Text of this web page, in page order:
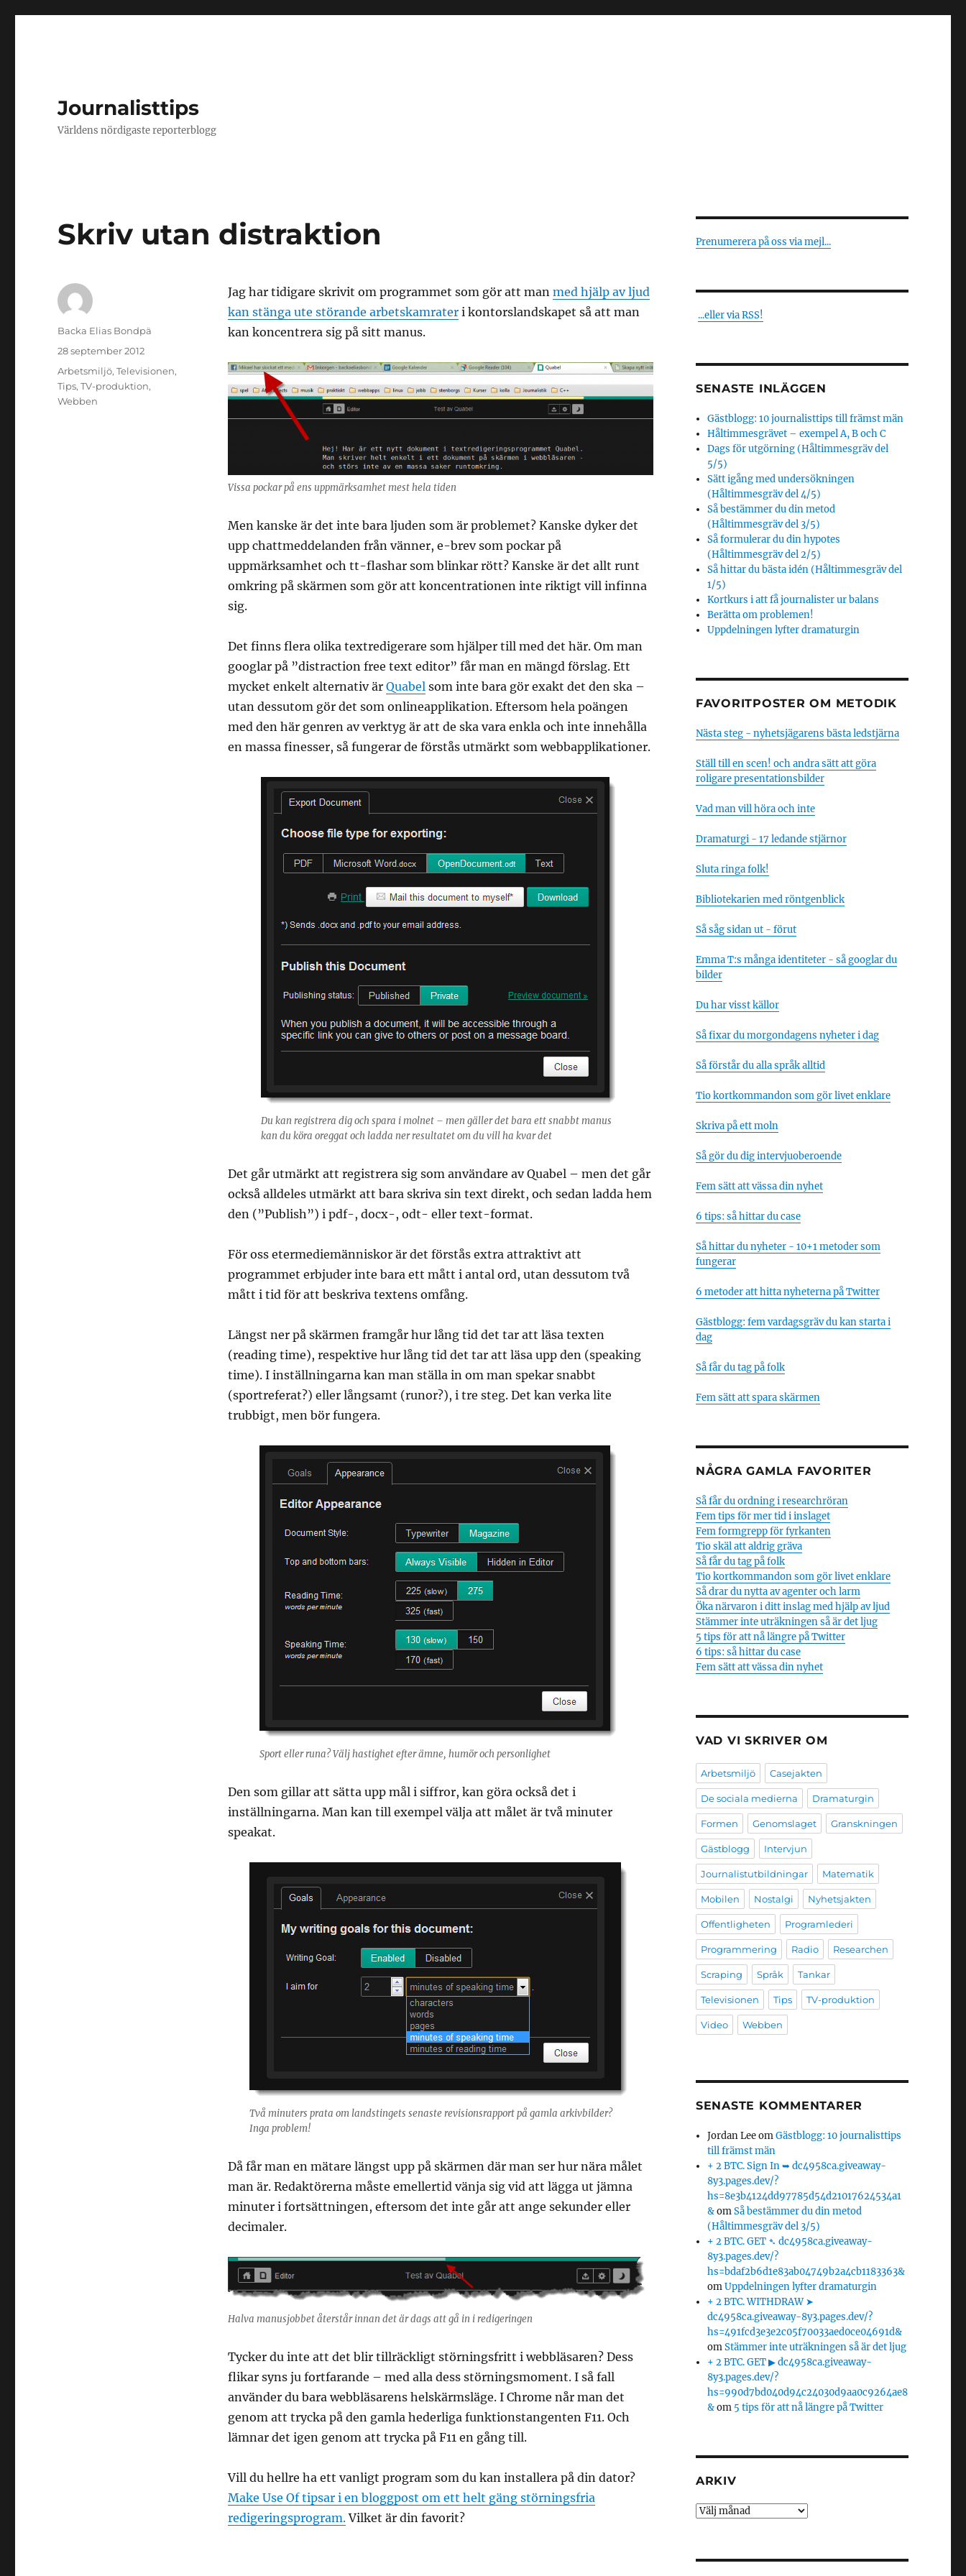
Journalisttips
Världens nördigaste reporterblogg
Skriv utan distraktion
Jag har tidigare skrivit om programmet som gör att man med hjälp av ljud
kan stänga ute störande arbetskamrateri kontorslandskapet så att man
kan koncentrera sig på sitt manus.
Vissa pockar på ens uppmärksamhet mest hela tiden
Men kanske är det inte bara ljuden som är problemet? Kanske dyker det
upp chattmeddelanden från vänner, e-brev som pockar på
uppmärksamhet och tt-flashar som blinkar rött? Kanske är det allt runt
omkring på skärmen som gör att koncentrationen inte riktigt vill infinna
sig.
Det finns flera olika textredigerare som hjälper till med det här. Om man
googlar på ”distraction free text editor” får man en mängd förslag. Ett
mycket enkelt alternativ är Quabel som inte bara gör exakt det den ska –
utan dessutom gör det som onlineapplikation. Eftersom hela poängen
med den här genren av verktyg är att de ska vara enkla och inte innehålla
en massa finesser, så fungerar de förstås utmärkt som webbapplikationer.
Du kan registrera dig och spara i molnet – men gäller det bara ett snabbt manus
kan du köra oreggat och ladda ner resultatet om du vill ha kvar det
Det går utmärkt att registrera sig som användare av Quabel – men det går
också alldeles utmärkt att bara skriva sin text direkt, och sedan ladda hem
den (”Publish”) i pdf-, docx-, odt- eller text-format.
För oss etermediemänniskor är det förstås extra attraktivt att
programmet erbjuder inte bara ett mått i antal ord, utan dessutom två
mått i tid för att beskriva textens omfång.
Längst ner på skärmen framgår hur lång tid det tar att läsa texten
(reading time), respektive hur lång tid det tar att läsa upp den (speaking
time). I inställningarna kan man ställa in om man spekar snabbt
(sportreferat?) eller långsamt (runor?), i tre steg. Det kan verka lite
trubbigt, men bör fungera.
Sport eller runa? Välj hastighet efter ämne, humör och personlighet
Den som gillar att sätta upp mål i siffror, kan göra också det i
inställningarna. Man kan till exempel välja att målet är två minuter
speakat.
Två minuters prata om landstingets senaste revisionsrapport på gamla arkivbilder?
Inga problem!
Då får man en mätare längst upp på skärmen där man ser hur nära målet
man är. Redaktörerna måste emellertid vänja sig vid att lägga ut jämna
minuter i fortsättningen, eftersom det inte går att ange sekunder eller
decimaler.
Halva manusjobbet återstår innan det är dags att gå in i redigeringen
Tycker du inte att det blir tillräckligt störningsfritt i webbläsaren? Dess
flikar syns ju fortfarande – med alla dess störningsmoment. I så fall
använder du bara webbläsarens helskärmsläge. I Chrome når man det
genom att trycka på den gamla hederliga funktionstangenten F11. Och
lämnar det igen genom att trycka på F11 en gång till.
Vill du hellre ha ett vanligt program som du kan installera på din dator?
Make Use Of tipsar i en bloggpost om ett helt gäng störningsfria
redigeringsprogram.Vilket är din favorit?
Författare
Backa Elias Bondpä
Publicerat
den
28 september 2012
Kategorier
Arbetsmiljö,Televisionen,
Tips,TV-produktion,
Webben
Prenumerera på oss via mejl...
...eller via RSS!
SENASTE INLÄGGEN
Gästblogg: 10 journalisttips till främst män
Håltimmesgrävet – exempel A, B och C
Dags för utgörning (Håltimmesgräv del
5/5)
Sätt igång med undersökningen
(Håltimmesgräv del 4/5)
Så bestämmer du din metod
(Håltimmesgräv del 3/5)
Så formulerar du din hypotes
(Håltimmesgräv del 2/5)
Så hittar du bästa idén (Håltimmesgräv del
1/5)
Kortkurs i att få journalister ur balans
Berätta om problemen!
Uppdelningen lyfter dramaturgin
FAVORITPOSTER OM METODIK
Nästa steg - nyhetsjägarens bästa ledstjärna
Ställ till en scen! och andra sätt att göra
roligare presentationsbilder
Vad man vill höra och inte
Dramaturgi - 17 ledande stjärnor
Sluta ringa folk!
Bibliotekarien med röntgenblick
Så såg sidan ut - förut
Emma T:s många identiteter - så googlar du
bilder
Du har visst källor
Så fixar du morgondagens nyheter i dag
Så förstår du alla språk alltid
Tio kortkommandon som gör livet enklare
Skriva på ett moln
Så gör du dig intervjuoberoende
Fem sätt att vässa din nyhet
6 tips: så hittar du case
Så hittar du nyheter - 10+1 metoder som
fungerar
6 metoder att hitta nyheterna på Twitter
Gästblogg: fem vardagsgräv du kan starta i
dag
Så får du tag på folk
Fem sätt att spara skärmen
NÅGRA GAMLA FAVORITER
Så får du ordning i researchröran
Fem tips för mer tid i inslaget
Fem formgrepp för fyrkanten
Tio skäl att aldrig gräva
Så får du tag på folk
Tio kortkommandon som gör livet enklare
Så drar du nytta av agenter och larm
Öka närvaron i ditt inslag med hjälp av ljud
Stämmer inte uträkningen så är det ljug
5 tips för att nå längre på Twitter
6 tips: så hittar du case
Fem sätt att vässa din nyhet
VAD VI SKRIVER OM
Arbetsmiljö Casejakten
De sociala medierna Dramaturgin
Formen Genomslaget Granskningen
Gästblogg Intervjun
Journalistutbildningar Matematik
Mobilen Nostalgi Nyhetsjakten
Offentligheten Programlederi
Programmering Radio Researchen
Scraping Språk Tankar
Televisionen Tips TV-produktion
Video Webben
SENASTE KOMMENTARER
Jordan LeeomGästblogg: 10 journalisttips
till främst män
+ 2 BTC. Sign In ➥ dc4958ca.giveaway-
8y3.pages.dev/?
hs=8e3b4124dd97785d54d21017624534a1
&omSå bestämmer du din metod
(Håltimmesgräv del 3/5)
+ 2 BTC. GET ➴ dc4958ca.giveaway-
8y3.pages.dev/?
hs=bdaf2b6d1e83ab04749b2a4cb1183363&
omUppdelningen lyfter dramaturgin
+ 2 BTC. WITHDRAW ➤
dc4958ca.giveaway-8y3.pages.dev/?
hs=491fcd3e3e2c05f70033aed0ce04691d&
omStämmer inte uträkningen så är det ljug
+ 2 BTC. GET ▶ dc4958ca.giveaway-
8y3.pages.dev/?
hs=990d7bd040d94c24030d9aa0c9264ae8
&om 5 tips för att nå längre på Twitter
ARKIV
Arkiv